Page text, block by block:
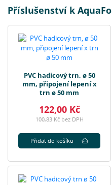
Příslušenství k
PVC hadicový trn, ø 50
mm, připojení lepení x
trn ø 50 mm
122,00 Kč
100,83 Kč bez DPH
Přidat do košíku